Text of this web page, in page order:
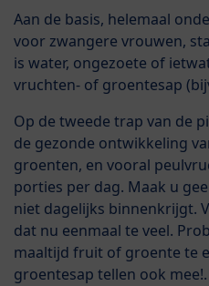
Aan de basis, helemaal
voor zwangere vrouwen,
is water, ongezoete of
vruchten- of groentesap
Op de tweede trap van de
de gezonde ontwikkeling
groenten, en vooral
porties per dag. Maak u
niet dagelijks binnenkrijgt.
dat nu eenmaal te veel.
maaltijd fruit of groente te
groentesap tellen ook mee!.